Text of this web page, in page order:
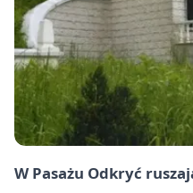
W Pasażu Odkryć